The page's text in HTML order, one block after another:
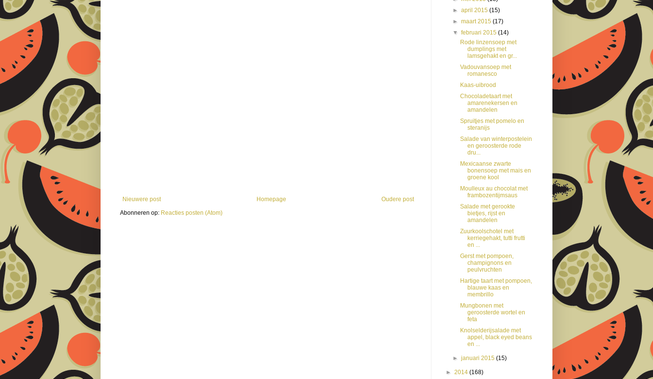
Nieuwere post Oudere post
Homepage
Abonneren op: Reacties posten (Atom)
►april 2015(15)
►maart 2015(17)
▼februari 2015(14)
Rode linzensoep met
dumplings met
lamsgehakt en gr...
Vadouvansoep met
romanesco
Kaas-uibrood
Chocoladetaart met
amarenekersen en
amandelen
Spruitjes met pomelo en
steranijs
Salade van winterpostelein
en geroosterde rode
dru...
Mexicaanse zwarte
bonensoep met mais en
groene kool
Moulleux au chocolat met
frambozentijmsaus
Salade met gerookte
bietjes, rijst en
amandelen
Zuurkoolschotel met
kerriegehakt, tutti frutti
en ...
Gerst met pompoen,
champignons en
peulvruchten
Hartige taart met pompoen,
blauwe kaas en
membrillo
Mungbonen met
geroosterde wortel en
feta
Knolselderijsalade met
appel, black eyed beans
en ...
►januari 2015(15)
► 2014 (168)